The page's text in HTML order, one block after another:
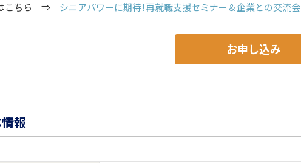
こちら ⇒ シニアパワーに期待！再就職支援セミナー＆企業との交流会
お申し込み
報